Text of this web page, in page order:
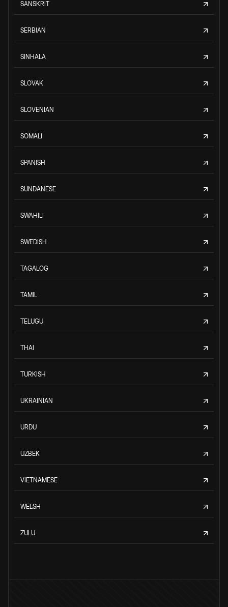
SANSKRIT
SERBIAN
SINHALA
SLOVAK
SLOVENIAN
SOMALI
SPANISH
SUNDANESE
SWAHILI
SWEDISH
TAGALOG
TAMIL
TELUGU
THAI
TURKISH
UKRAINIAN
URDU
UZBEK
VIETNAMESE
WELSH
ZULU